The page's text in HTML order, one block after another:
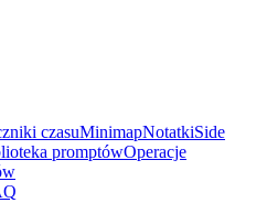
czasuMinimapNotatkiSide
promptówOperacje